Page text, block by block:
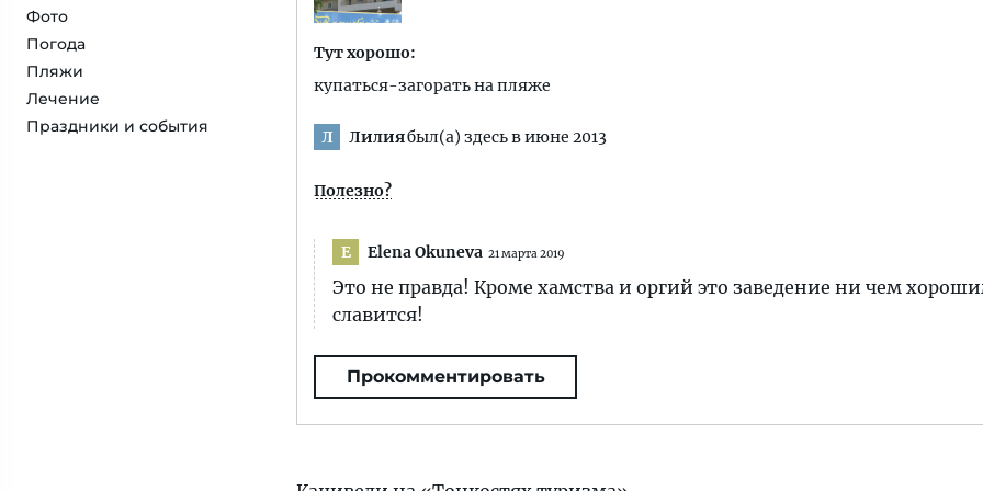
Фото
Погода
Пляжи
Лечение
Праздники и события
Тут хорошо:
купаться-загорать на пляже
Л Лилиябыл(а) здесь в июне 2013
Полезно?
E Elena Okuneva 21 марта 2019
Это не правда! Кроме хамства и оргий это заведение ни чем
славится!
Прокомментировать